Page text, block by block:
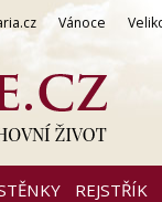
Vánoce
REJSTŘÍK